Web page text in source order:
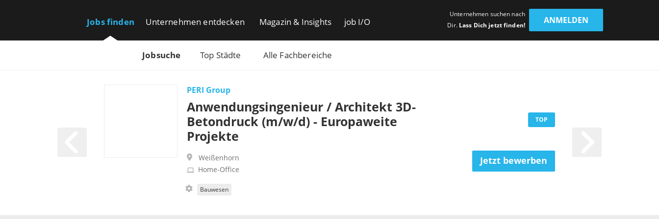
Jobs finden
Jobsuche Top Städte Alle Fachbereiche
Unternehmen entdecken Magazin & Insights job I/O
Unternehmen suchen nach
Dir. Lass Dich jetzt finden!
ANMELDEN
PERI Group
Anwendungsingenieur / Architekt 3D-
Betondruck (m/w/d) - Europaweite
Projekte
Weißenhorn
Home-Office
Bauwesen
TOP
Jetzt bewerben